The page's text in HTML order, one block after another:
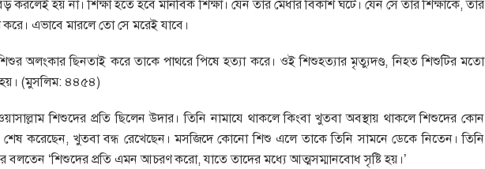
করলেই হয় না। শিক্ষা হতে হবে মানবিক শিক্ষা। যেন তার মেধার বিকাশ ঘটে। যেন সে তার শিক্ষাকে, তার
এভাবে মারলে তো সে মরেই যাবে।
অলংকার ছিনতাই করে তাকে পাথরে পিষে হত্যা করে। ওই শিশুহত্যার মৃত্যুদণ্ড, নিহত শিশুটির মতো
হয়। (মুসলিম: ৪৪৫৪)
শিশুদের প্রতি ছিলেন উদার। তিনি নামাযে থাকলে কিংবা খুতবা অবস্থায় থাকলে শিশুদের কোন
শেষ করেছেন, খুতবা বন্ধ রেখেছেন। মসজিদে কোনো শিশু এলে তাকে তিনি সামনে ডেকে নিতেন। তিনি
বলতেন ‘শিশুদের প্রতি এমন আচরণ করো, যাতে তাদের মধ্যে আত্মসম্মানবোধ সৃষ্টি হয়।’